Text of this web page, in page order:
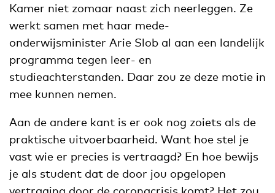
Kamer niet zomaar naast zich neerleggen. Ze
werkt samen met haar mede-
onderwijsminister Arie Slob al aan een landelijk
programma tegen leer- en
studieachterstanden. Daar zou ze deze motie in
mee kunnen nemen.
Aan de andere kant is er ook nog zoiets als de
praktische uitvoerbaarheid. Want hoe stel je
vast wie er precies is vertraagd? En hoe bewijs
je als student dat de door jou opgelopen